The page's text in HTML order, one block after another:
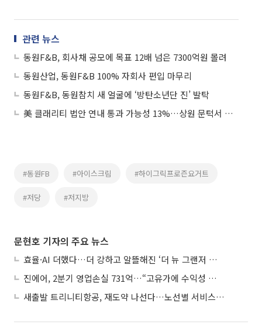
관련 뉴스
동원F&B, 회사채 공모에 목표 12배 넘은 7300억원 몰려
동원산업, 동원F&B 100% 자회사 편입 마무리
동원F&B, 동원참치 새 얼굴에 ‘방탄소년단 진’ 발탁
美 클래리티 법안 연내 통과 가능성 13%…상원 문턱서 제동
#동원FB #아이스크림 #하이그릭프로즌요거트
#저당 #저지방
문현호 기자의 주요 뉴스
효율·AI 더했다…더 강하고 알뜰해진 ‘더 뉴 그랜저 하이브리드’
진에어, 2분기 영업손실 731억…“고유가에 수익성 악화”
새출발 트리니티항공, 재도약 나선다…노선별 서비스 차별화